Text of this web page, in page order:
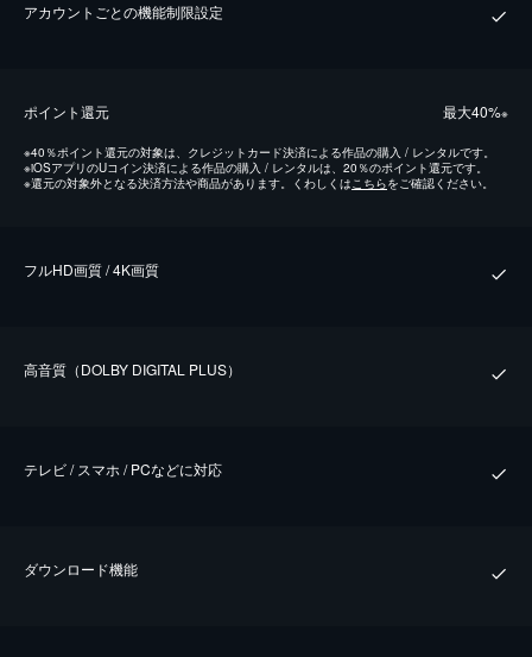
アカウントごとの機能制限設定
ポイント還元 最⼤40%※
※40％ポイント還元の対象は、クレジットカード決済による作品の購入 / レンタルです。
※iOSアプリのUコイン決済による作品の購入 / レンタルは、20％のポイント還元です。
※還元の対象外となる決済方法や商品があります。くわしくはこちらをご確認ください。
フルHD画質 / 4K画質
⾼⾳質（DOLBY DIGITAL PLUS）
テレビ / スマホ / PCなどに対応
ダウンロード機能